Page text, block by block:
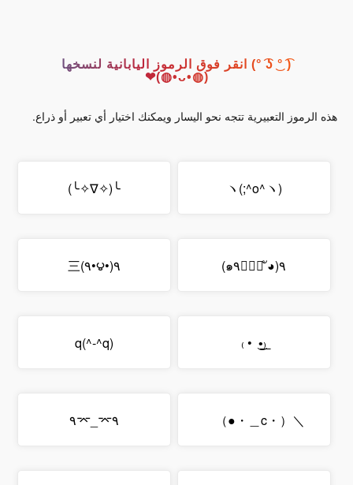
( ͡° ͜ʖ ͡°) انقر فوق الرموز اليابانية لنسخها
(◍•ᴗ•◍)❤
هذه الرموز التعبيرية تتجه نحو اليسار ويمكنك اختيار أي تعبير أو ذراع.
ヽ(;^o^ヽ)
╰(✧∇✧╰)
٩(◕ั ∀◕ั๑٩) ٩(•౪•٩)三
₍•͟ ͜ • ₎
q(^-^q)
＼（・c＿・●）ゞ ۹⌤_⌤۹